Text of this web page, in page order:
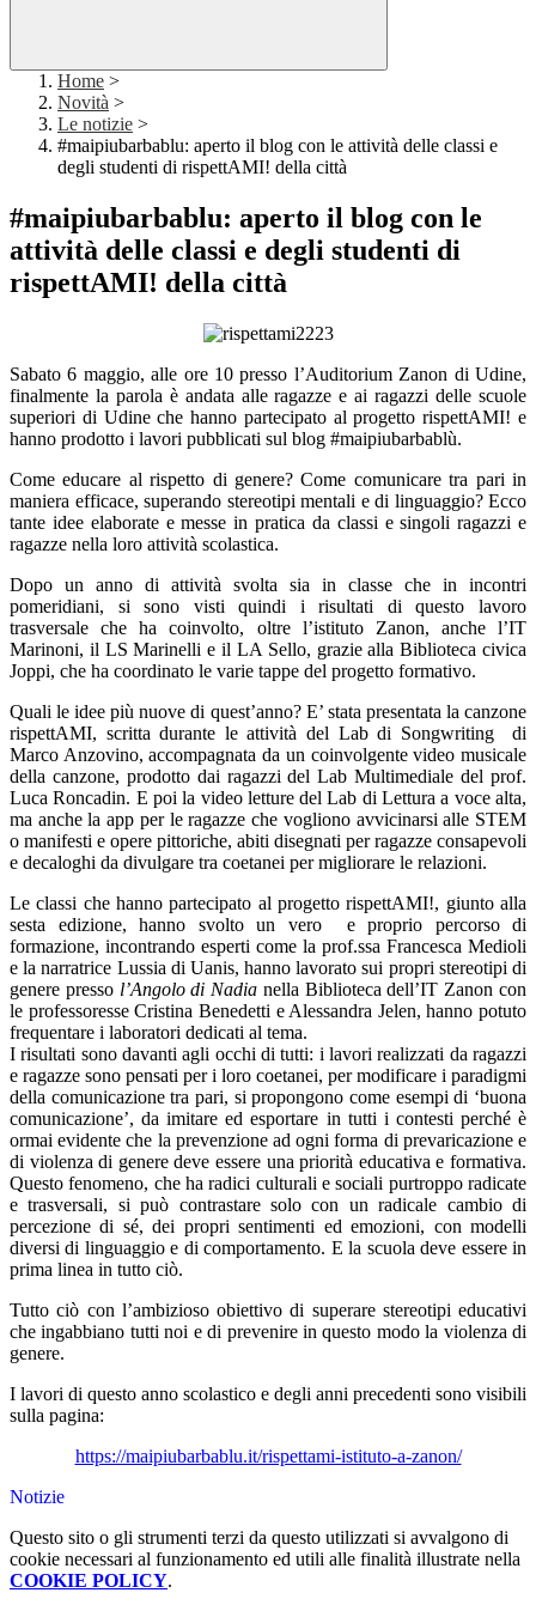
Home >
Novità >
Le notizie >
#maipiubarbablu: aperto il blog con le attività delle classi e
degli studenti di rispettAMI! della città
#maipiubarbablu: aperto il blog con le
attività delle classi e degli studenti di
rispettAMI! della città
Sabato 6 maggio, alle ore 10 presso l’Auditorium Zanon di Udine,
finalmente la parola è andata alle ragazze e ai ragazzi delle scuole
superiori di Udine che hanno partecipato al progetto rispettAMI! e
hanno prodotto i lavori pubblicati sul blog #maipiubarbablù.
Come educare al rispetto di genere? Come comunicare tra pari in
maniera efficace, superando stereotipi mentali e di linguaggio? Ecco
tante idee elaborate e messe in pratica da classi e singoli ragazzi e
ragazze nella loro attività scolastica.
Dopo un anno di attività svolta sia in classe che in incontri
pomeridiani, si sono visti quindi i risultati di questo lavoro
trasversale che ha coinvolto, oltre l’istituto Zanon, anche l’IT
Marinoni, il LS Marinelli e il LA Sello, grazie alla Biblioteca civica
Joppi, che ha coordinato le varie tappe del progetto formativo.
Quali le idee più nuove di quest’anno? E’ stata presentata la canzone
rispettAMI, scritta durante le attività del Lab di Songwriting di
Marco Anzovino, accompagnata da un coinvolgente video musicale
della canzone, prodotto dai ragazzi del Lab Multimediale del prof.
Luca Roncadin. E poi la video letture del Lab di Lettura a voce alta,
ma anche la app per le ragazze che vogliono avvicinarsi alle STEM
o manifesti e opere pittoriche, abiti disegnati per ragazze consapevoli
e decaloghi da divulgare tra coetanei per migliorare le relazioni.
Le classi che hanno partecipato al progetto rispettAMI!, giunto alla
sesta edizione, hanno svolto un vero e proprio percorso di
formazione, incontrando esperti come la prof.ssa Francesca Medioli
e la narratrice Lussia di Uanis, hanno lavorato sui propri stereotipi di
genere presso l’Angolo di Nadia nella Biblioteca dell’IT Zanon con
le professoresse Cristina Benedetti e Alessandra Jelen, hanno potuto
frequentare i laboratori dedicati al tema.
I risultati sono davanti agli occhi di tutti: i lavori realizzati da ragazzi
e ragazze sono pensati per i loro coetanei, per modificare i paradigmi
della comunicazione tra pari, si propongono come esempi di ‘buona
comunicazione’, da imitare ed esportare in tutti i contesti perché è
ormai evidente che la prevenzione ad ogni forma di prevaricazione e
di violenza di genere deve essere una priorità educativa e formativa.
Questo fenomeno, che ha radici culturali e sociali purtroppo radicate
e trasversali, si può contrastare solo con un radicale cambio di
percezione di sé, dei propri sentimenti ed emozioni, con modelli
diversi di linguaggio e di comportamento. E la scuola deve essere in
prima linea in tutto ciò.
Tutto ciò con l’ambizioso obiettivo di superare stereotipi educativi
che ingabbiano tutti noi e di prevenire in questo modo la violenza di
genere.
I lavori di questo anno scolastico e degli anni precedenti sono visibili
sulla pagina:
https://maipiubarbablu.it/rispettami-istituto-a-zanon/
Notizie
Questo sito o gli strumenti terzi da questo utilizzati si avvalgono di
cookie necessari al funzionamento ed utili alle finalità illustrate nella
COOKIE POLICY.